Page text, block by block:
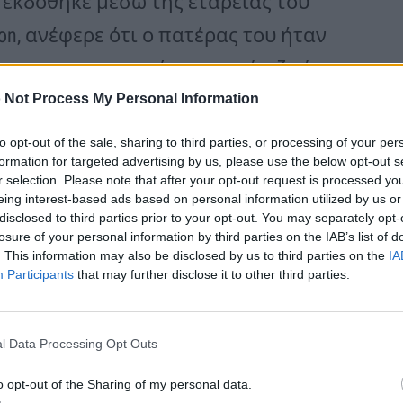
Not Process My Personal Information
opt-out of the sale, sharing to third parties, or processing of your
for targeted advertising by us, please use the below opt-out
selection. Please note that after your opt-out request is processed
interest-based ads based on personal information utilized by us
to third parties prior to your opt-out. You may separately
of your personal information by third parties on the IAB’s list of
This information may also be disclosed by us to third parties on the
Participants that may further disclose it to other third parties.
Data Processing Opt Outs
opt-out of the Sharing of my personal data.
ανέφερε ότι ο πατέρας του ήταν
επιχειρηματίας» και τόνιζε ότι
θα μάθει κανείς».
βρήκε τραγικό θάνατο στο
είπε επίσης: «Ο πατέρας μου
αλλά το πιο
που θα μπορούσα να είχα
από ό,τι θα μάθει κανείς
θα ξεχάσω ποτέ και σήμαινε τα